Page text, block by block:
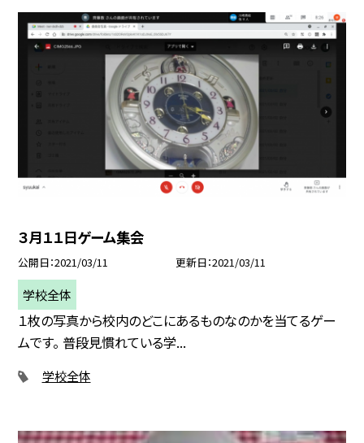
３月１１日ゲーム集会
公開日 2021/03/11 更新日 2021/03/11
学校全体
１枚の写真から校内のどこにあるものなのかを当てるゲー
ムです。 普段見慣れている学...
学校全体